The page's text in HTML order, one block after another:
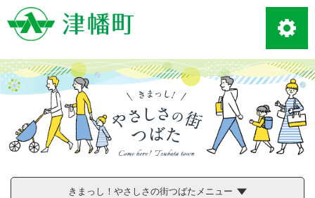
ー
先
頭
で
きまっし！やさしさの街つばたメニュー